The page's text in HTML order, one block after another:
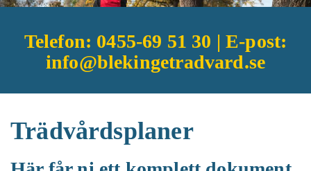
Telefon: 0455-69 51 30 | E-post:
info@blekingetradvard.se
Trädvårdsplaner